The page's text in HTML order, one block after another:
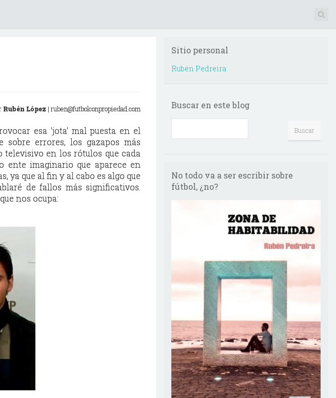
Rubén López | ruben@futbolconpropiedad.com
esa 'jota' mal puesta en el
errores, los gazapos más
en los rótulos que cada
ente imaginario que aparece en
ya que al fin y al cabo es algo que
de fallos más significativos.
nos ocupa:
Sitio personal
Rubén Pedreira
Buscar en este blog
No todo va a ser escribir sobre
fútbol, ¿no?